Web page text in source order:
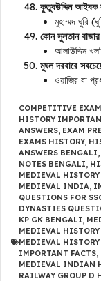
কুতুবউদ্দিন আইবক
মুহাম্মদ ঘুরি
কোন সুলতান বাজার
আলাউদ্দিন
মুঘল দরবারে
ওয়াজির বা
COMPETITIVE
HISTORY
ANSWERS, EXAM
EXAMS HISTORY,
ANSWERS BENGALI,
NOTES BENGALI,
MEDIEVAL
MEDIEVAL INDIA,
QUESTIONS FOR
DYNASTIES
KP GK BENGALI,
MEDIEVAL
MEDIEVAL
IMPORTANT FACTS,
MEDIEVAL INDIAN
RAILWAY GROUP D